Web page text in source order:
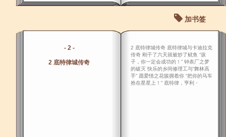
加书签
- 2 -
2 底特律城传奇
2 底特律城传奇 底特律城与卡迪拉克
传奇 刚干了六天就被炒了鱿鱼 “孩
子，你一定会成功的！” 钟表厂之梦
的破灭 快乐的乡间修理工与“舞林高
手” 愿爱情之花簇拥着你 “把你的马车
拴在星星上！” 底特律，亨利・